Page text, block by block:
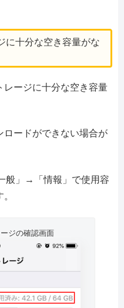
に十分な空き容量がな
レージに十分な空き容量
ロードができない場合が
般」→「情報」で使用容
ジの確認画面